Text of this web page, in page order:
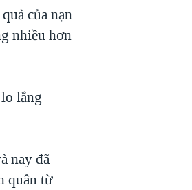
của nạn
nhiều hơn
lắng
nay đã
quân từ